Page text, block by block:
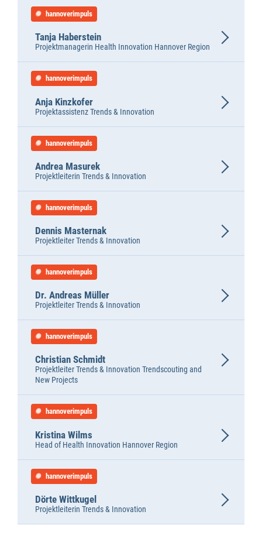
hannoverimpuls
Projektmanagerin Health Innovation Hannover Region
Tanja Haberstein
hannoverimpuls
Projektassistenz Trends & Innovation
Anja Kinzkofer
hannoverimpuls
Projektleiterin Trends & Innovation
Andrea Masurek
hannoverimpuls
Projektleiter Trends & Innovation
Dennis Masternak
hannoverimpuls
Projektleiter Trends & Innovation
Dr. Andreas Müller
hannoverimpuls
Projektleiter Trends & Innovation Trendscouting and
New Projects
Christian Schmidt
hannoverimpuls
Head of Health Innovation Hannover Region
Kristina Wilms
hannoverimpuls
Projektleiterin Trends & Innovation
Dörte Wittkugel